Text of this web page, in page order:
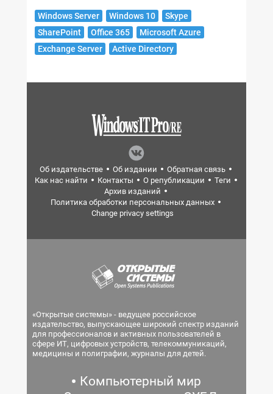
Windows Server Windows 10
Skype
SharePoint
Office 365
Microsoft Azure
Exchange Server
Active Directory
Об издательстве Об издании
Обратная связь
Как нас найти
Контакты О републикации
Теги
Архив изданий
Политика обработки персональных данных
Change privacy settings
«Открытые системы» - ведущее российское
издательство, выпускающее широкий спектр изданий
для профессионалов и активных пользователей в
сфере ИТ, цифровых устройств, телекоммуникаций,
медицины и полиграфии, журналы для детей.
Компьютерный мир